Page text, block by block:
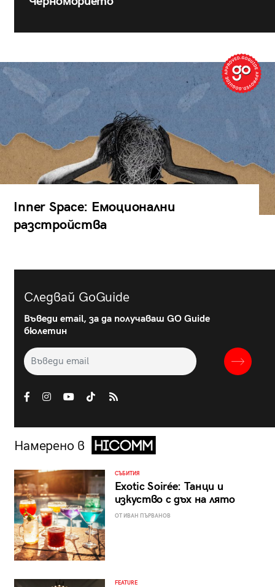
Inner Space: Емоционални
разстройства
Следвай GoGuide
Въведи email, за да получаваш GO Guide
бюлетин
Намерено в
СЪБИТИЯ
Exotic Soirée: Танци и
изкуство с дъх на лято
ОТ ИВАН ПЪРВАНОВ
FEATURE